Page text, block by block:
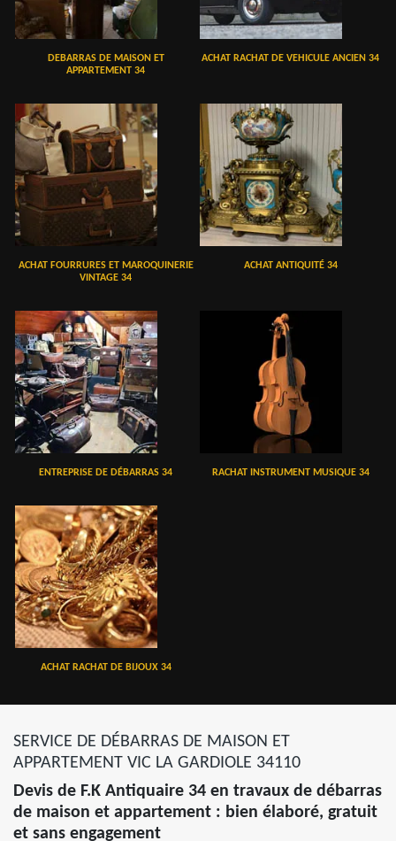
DEBARRAS DE MAISON ET
APPARTEMENT 34
ACHAT RACHAT DE VEHICULE ANCIEN 34
ACHAT FOURRURES ET MAROQUINERIE
VINTAGE 34
ACHAT ANTIQUITÉ 34
ENTREPRISE DE DÉBARRAS 34 RACHAT INSTRUMENT MUSIQUE 34
ACHAT RACHAT DE BIJOUX 34
SERVICE DE DÉBARRAS DE MAISON ET
APPARTEMENT VIC LA GARDIOLE 34110
Devis de F.K Antiquaire 34 en travaux de débarras
de maison et appartement : bien élaboré, gratuit
et sans engagement